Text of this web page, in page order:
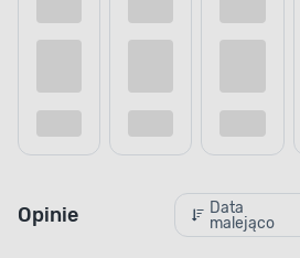
Opinie
Data
malejąco